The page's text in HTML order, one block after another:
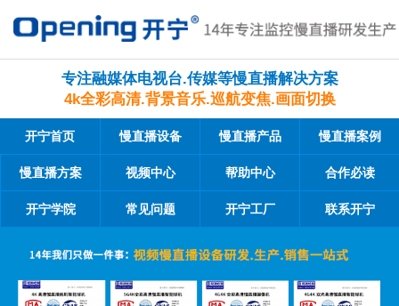
专注融媒体电视台.传媒等慢直播解决方案
4k全彩高清.背景音乐.巡航变焦.画面切换
开宁首页 慢直播设备 慢直播产品 慢直播案例
慢直播方案 视频中心 帮助中心 合作必读
开宁学院 常见问题 开宁工厂 联系开宁